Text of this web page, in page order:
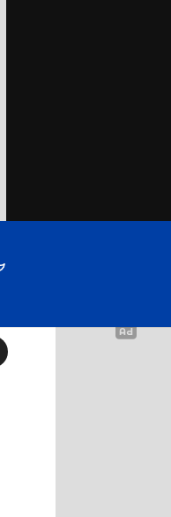
Polisi di SPBU